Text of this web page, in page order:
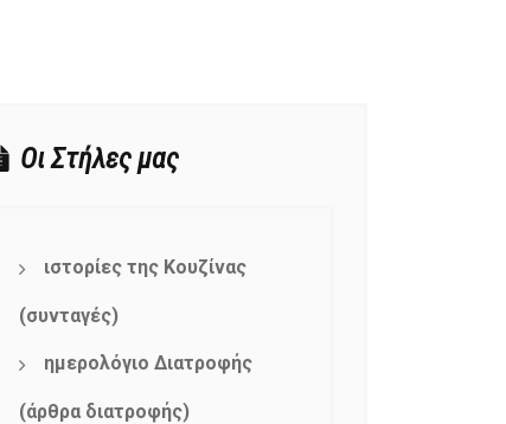
Οι Στήλες μας
ιστορίες της Κουζίνας
(συνταγές)
ημερολόγιο Διατροφής
(άρθρα διατροφής)